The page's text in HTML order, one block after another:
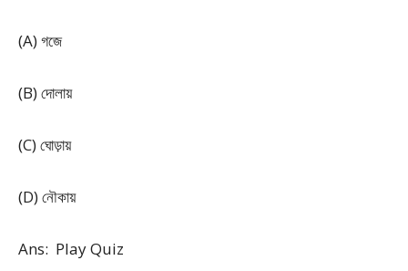
(A) গজে
(B) দোলায়
(C) ঘোড়ায়
(D) নৌকায়
Ans: Play Quiz